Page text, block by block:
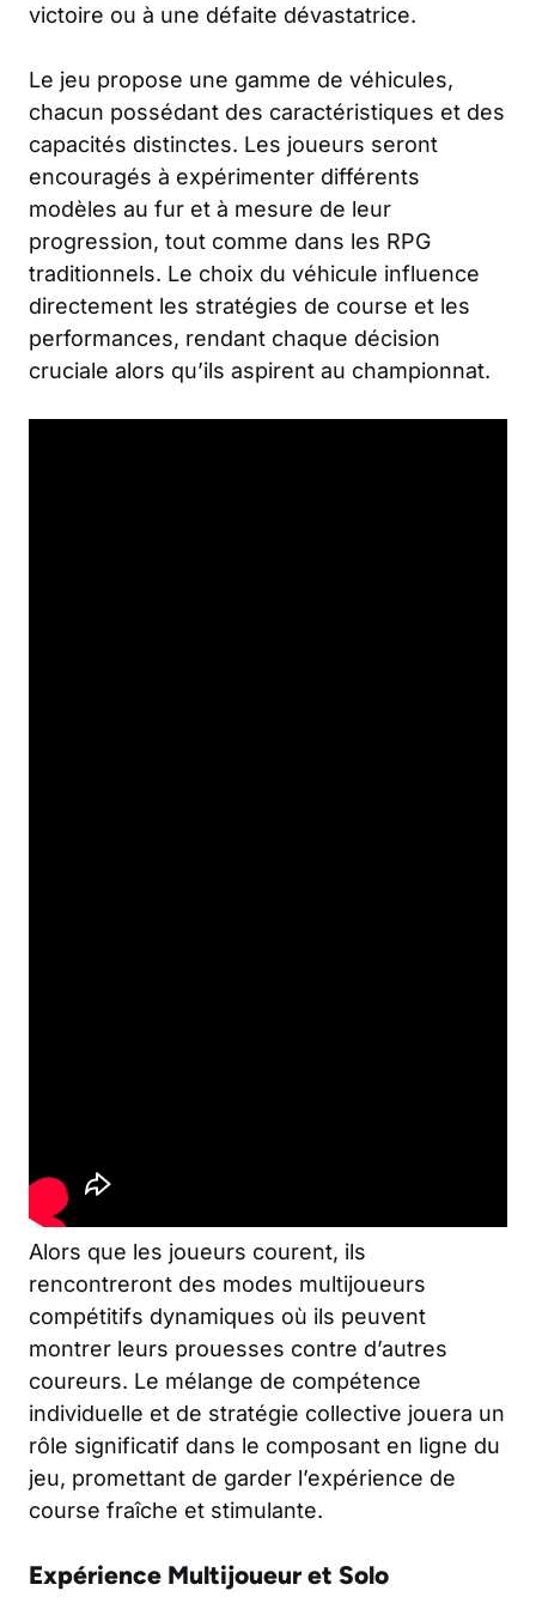
victoire ou à une défaite dévastatrice.
Le jeu propose une gamme de véhicules,
chacun possédant des caractéristiques et des
capacités distinctes. Les joueurs seront
encouragés à expérimenter différents
modèles au fur et à mesure de leur
progression, tout comme dans les RPG
traditionnels. Le choix du véhicule influence
directement les stratégies de course et les
performances, rendant chaque décision
cruciale alors qu’ils aspirent au championnat.
Alors que les joueurs courent, ils
rencontreront des modes multijoueurs
compétitifs dynamiques où ils peuvent
montrer leurs prouesses contre d’autres
coureurs. Le mélange de compétence
individuelle et de stratégie collective jouera un
rôle significatif dans le composant en ligne du
jeu, promettant de garder l’expérience de
course fraîche et stimulante.
Expérience Multijoueur et Solo